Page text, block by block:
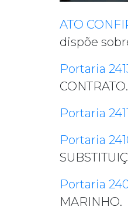
ATO
dispõe
Portaria
CONTRATO.
Portaria
Portaria
Portaria
MARINHO.